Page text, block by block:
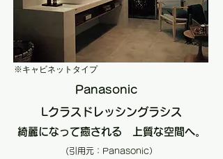
​※キャビネットタイプ
Panasonic
Lクラスドレッシングラシス
(引用元：Panasonic）
綺麗になって癒される 上質な空間へ。